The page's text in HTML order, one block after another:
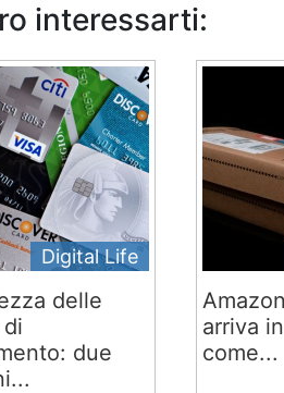
interessarti:
Digital Life
delle
due
arriva
come...